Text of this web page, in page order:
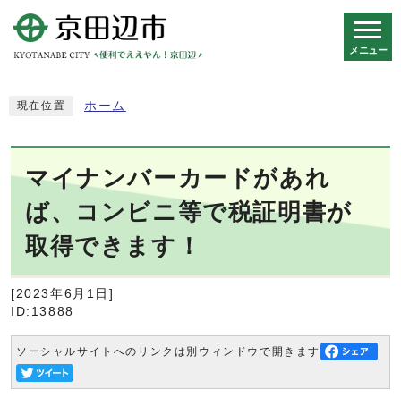
メニュー
現在位置 ホーム
マイナンバーカードがあれ
ば、コンビニ等で税証明書が
取得できます！
[2023年6月1日]
ID:13888
ソーシャルサイトへのリンクは別ウィンドウで開きます